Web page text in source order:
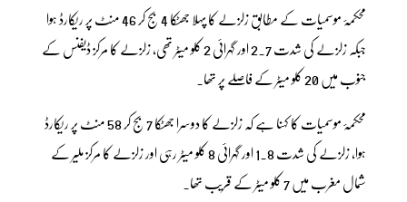
محکمۂ موسمیات کے مطابق زلزلے کا پہلا جھٹکا 4 بج کر 46 منٹ پر ریکارڈ ہوا
جبکہ زلزلے کی شدت 2.7 اور گہرائی 2 کلو میٹر تھی، زلزلے کا مرکز ڈیفنس کے
جنوب میں 20 کلو میٹر کے فاصلے پر تھا۔
محکمۂ موسمیات کا کہنا ہے کہ زلزلے کا دوسرا جھٹکا 7 بج کر 58 منٹ پر ریکارڈ
ہوا، زلزلے کی شدت 1.8 اور گہرائی 8 کلو میٹر رہی اور زلزلے کا مرکز ملیر کے
شمال مغرب میں 7 کلو میٹر کے قریب تھا۔